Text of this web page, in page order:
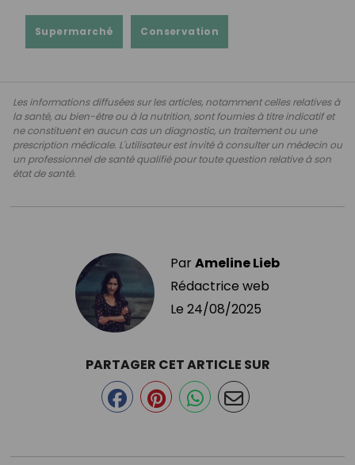
Supermarché Conservation
Les informations diffusées sur les articles, notamment celles relatives à
la santé, au bien-être ou à la nutrition, sont fournies à titre indicatif et
ne constituent en aucun cas un diagnostic, un traitement ou une
prescription médicale. L'utilisateur est invité à consulter un médecin ou
un professionnel de santé qualifié pour toute question relative à son
état de santé.
ParAmeline Lieb
Rédactrice web
Le 24/08/2025
PARTAGER CET ARTICLE SUR